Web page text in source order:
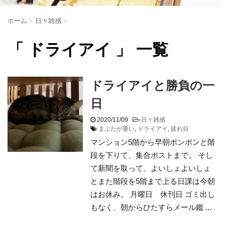
ホーム > 日々雑感 >
「 ドライアイ 」 一覧
ドライアイと勝負の一
日
2020/11/09 -日々雑感
まぶたが重い, ドライアイ , 疲れ目
マンション5階から早朝ポンポンと階
段を下りて、集合ポストまで。 そし
て新聞を取って、よいしょよいしょ
とまた階段を5階まで上る日課は今朝
はお休み。 月曜日 休刊日 ゴミ出し
もなく、朝からひたすらメール鑑 ...